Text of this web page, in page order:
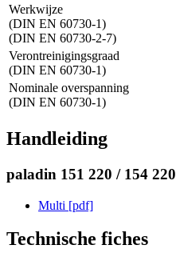
Werkwijze
(DIN EN 60730-1)
(DIN EN 60730-2-7)
Verontreinigingsgraad
(DIN EN 60730-1)
Nominale overspanning
(DIN EN 60730-1)
Handleiding
paladin 151 220 / 154 220
Multi [pdf]
Technische fiches